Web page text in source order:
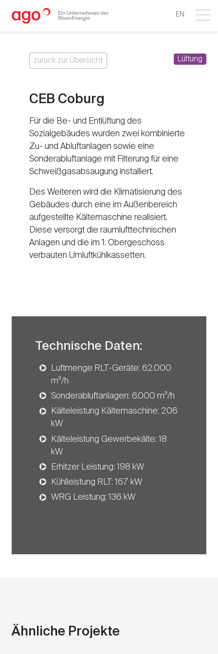
EN
zurück zur Übersicht Lüftung
CEB Coburg
Für die Be- und Entlüftung des
Sozialgebäudes wurden zwei kombinierte
Zu- und Abluftanlagen sowie eine
Sonderabluftanlage mit Filterung für eine
Schweißgasabsaugung installiert.
Des Weiteren wird die Klimatisierung des
Gebäudes durch eine im Außenbereich
aufgestellte Kältemaschine realisiert.
Diese versorgt die raumlufttechnischen
Anlagen und die im 1. Obergeschoss
verbauten Umluftkühlkassetten.
Technische Daten:
Luftmenge RLT-Geräte: 62.000
m³/h
Sonderabluftanlagen: 6.000 m³/h
Kälteleistung Kältemaschine: 206
kW
Kälteleistung Gewerbekälte: 18
kW
Erhitzer Leistung: 198 kW
Kühlleistung RLT: 167 kW
WRG Leistung: 136 kW
Ähnliche Projekte